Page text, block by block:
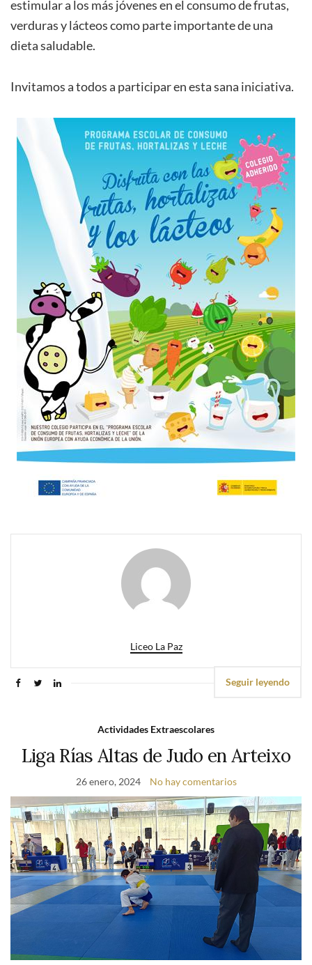
estimular a los más jóvenes en el consumo de frutas,
verduras y lácteos como parte importante de una
dieta saludable.
Invitamos a todos a participar en esta sana iniciativa.
Liceo La Paz
Seguir leyendo
Actividades Extraescolares
Liga Rías Altas de Judo en Arteixo
26 enero, 2024 No hay comentarios